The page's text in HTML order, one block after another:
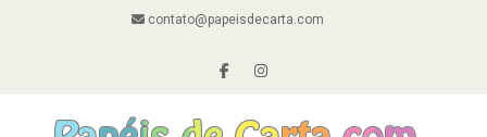
contato@papeisdecarta.com